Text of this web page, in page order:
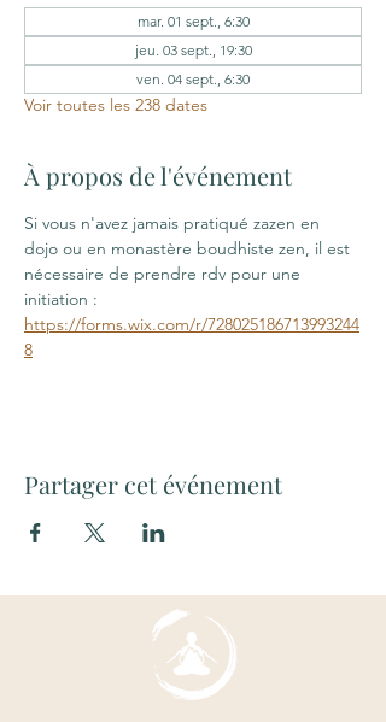
mar. 01 sept., 6:30
jeu. 03 sept., 19:30
ven. 04 sept., 6:30
Voir toutes les 238 dates
À propos de l'événement
Si vous n'avez jamais pratiqué zazen en
dojo ou en monastère boudhiste zen, il est
nécessaire de prendre rdv pour une
initiation :
https://forms.wix.com/r/728025186713993244
8
Partager cet événement